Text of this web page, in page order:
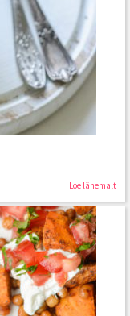
Loe lähemalt